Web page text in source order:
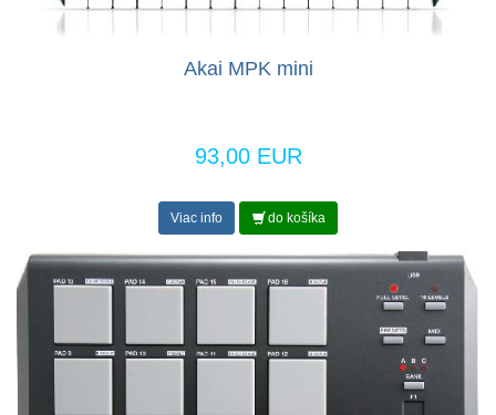
Akai MPK mini
93,00 EUR
Viac info do košíka